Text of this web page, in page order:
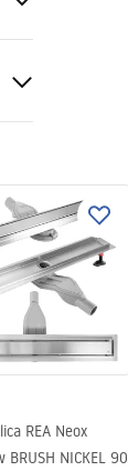
REA Neox
BRUSH NICKEL 90